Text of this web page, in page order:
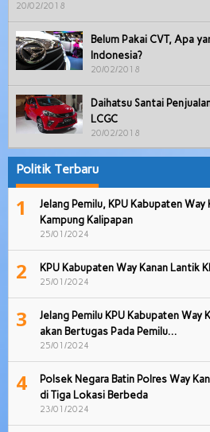
20/02/2018
Belum Pakai CVT, Apa
Indonesia?
20/02/2018
Daihatsu Santai
LCGC
20/02/2018
Politik Terbaru
1
Jelang Pemilu, KPU Kabupaten Way
Kampung Kalipapan
25/01/2024
2 KPU Kabupaten Way Kanan Lantik
25/01/2024
3
Jelang Pemilu KPU Kabupaten Way
akan Bertugas Pada Pemilu…
25/01/2024
4
Polsek Negara Batin Polres Way
di Tiga Lokasi Berbeda
23/01/2024